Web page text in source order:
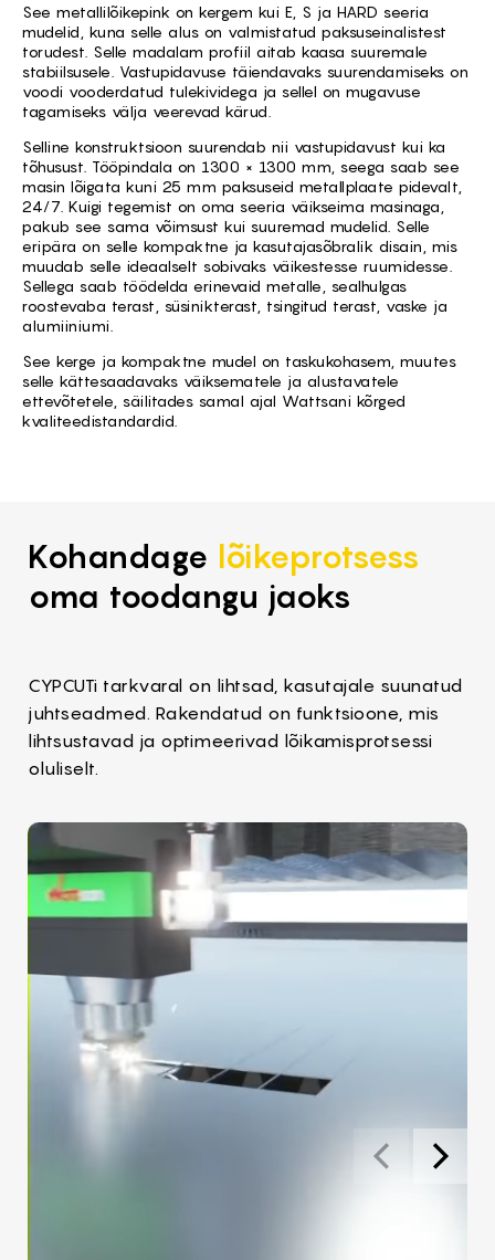
See metallilõikepink on kergem kui E, S ja HARD seeria
mudelid, kuna selle alus on valmistatud paksuseinalistest
torudest. Selle madalam profiil aitab kaasa suuremale
stabiilsusele. Vastupidavuse täiendavaks suurendamiseks on
voodi vooderdatud tulekividega ja sellel on mugavuse
tagamiseks välja veerevad kärud.
Selline konstruktsioon suurendab nii vastupidavust kui ka
tõhusust. Tööpindala on 1300 × 1300 mm, seega saab see
masin lõigata kuni 25 mm paksuseid metallplaate pidevalt,
24/7. Kuigi tegemist on oma seeria väikseima masinaga,
pakub see sama võimsust kui suuremad mudelid. Selle
eripära on selle kompaktne ja kasutajasõbralik disain, mis
muudab selle ideaalselt sobivaks väikestesse ruumidesse.
Sellega saab töödelda erinevaid metalle, sealhulgas
roostevaba terast, süsinikterast, tsingitud terast, vaske ja
alumiiniumi.
See kerge ja kompaktne mudel on taskukohasem, muutes
selle kättesaadavaks väiksematele ja alustavatele
ettevõtetele, säilitades samal ajal Wattsani kõrged
kvaliteedistandardid.
Kohandage lõikeprotsess
oma toodangu jaoks
CYPCUTi tarkvaral on lihtsad, kasutajale suunatud
juhtseadmed. Rakendatud on funktsioone, mis
lihtsustavad ja optimeerivad lõikamisprotsessi
oluliselt.